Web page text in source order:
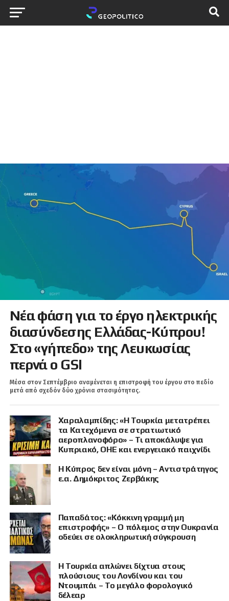
Νέα φάση για το έργο ηλεκτρικής
διασύνδεσης Ελλάδας-Κύπρου!
Στο «γήπεδο» της Λευκωσίας
περνά ο GSI
Μέσα στον Σεπτέμβριο αναμένεται η επιστροφή του έργου στο πεδίο
μετά από σχεδόν δύο χρόνια στασιμότητας.
Χαραλαμπίδης: «Η Τουρκία μετατρέπει
τα Κατεχόμενα σε στρατιωτικό
αεροπλανοφόρο» – Τι αποκάλυψε για
Κυπριακό, ΟΗΕ και ενεργειακό παιχνίδι
Η Κύπρος δεν είναι μόνη – Αντιστράτηγος
ε.α. Δημόκριτος Ζερβάκης
Παπαδάτος: «Κόκκινη γραμμή μη
επιστροφής» – Ο πόλεμος στην Ουκρανία
οδεύει σε ολοκληρωτική σύγκρουση
Η Τουρκία απλώνει δίχτυα στους
πλούσιους του Λονδίνου και του
Ντουμπάι – Το μεγάλο φορολογικό
δέλεαρ